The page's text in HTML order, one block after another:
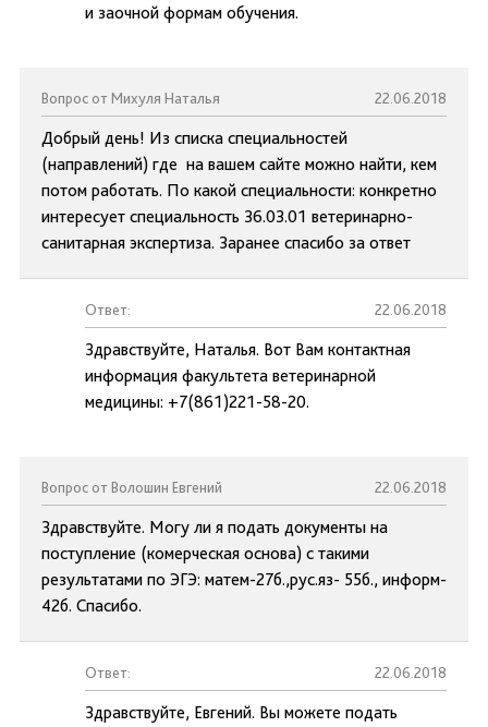
и заочной формам обучения.
Вопрос от Михуля Наталья 22.06.2018
Добрый день! Из списка специальностей
(направлений) где на вашем сайте можно найти, кем
потом работать. По какой специальности: конкретно
интересует специальность 36.03.01 ветеринарно-
санитарная экспертиза. Заранее спасибо за ответ
Ответ: 22.06.2018
Здравствуйте, Наталья. Вот Вам контактная
информация факультета ветеринарной
медицины: +7(861)221-58-20.
Вопрос от Волошин Евгений 22.06.2018
Здравствуйте. Могу ли я подать документы на
поступление (комерческая основа) с такими
результатами по ЭГЭ: матем-27б.,рус.яз- 55б., информ-
42б. Спасибо.
Ответ: 22.06.2018
Здравствуйте, Евгений. Вы можете подать